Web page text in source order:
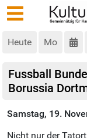
Heute Mo
Fussball
Borussia
Samstag, 19.
Nicht nur der